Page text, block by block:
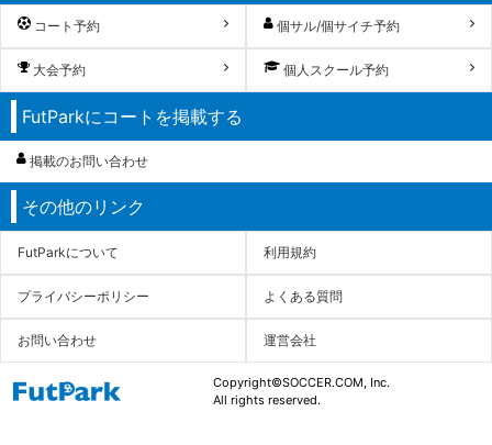
コート予約 個サル/個サイチ予約
大会予約 個人スクール予約
FutParkにコートを掲載する
掲載のお問い合わせ
その他のリンク
FutParkについて 利用規約
プライバシーポリシー よくある質問
お問い合わせ 運営会社
Copyright©SOCCER.COM, Inc.
All rights reserved.